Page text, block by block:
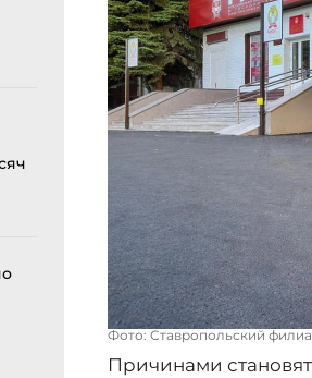
Фото: Ставропольский
Причинами